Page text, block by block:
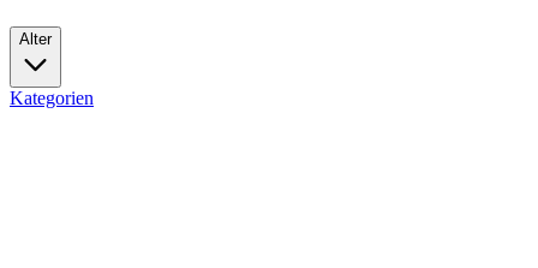
Alter
Kategorien